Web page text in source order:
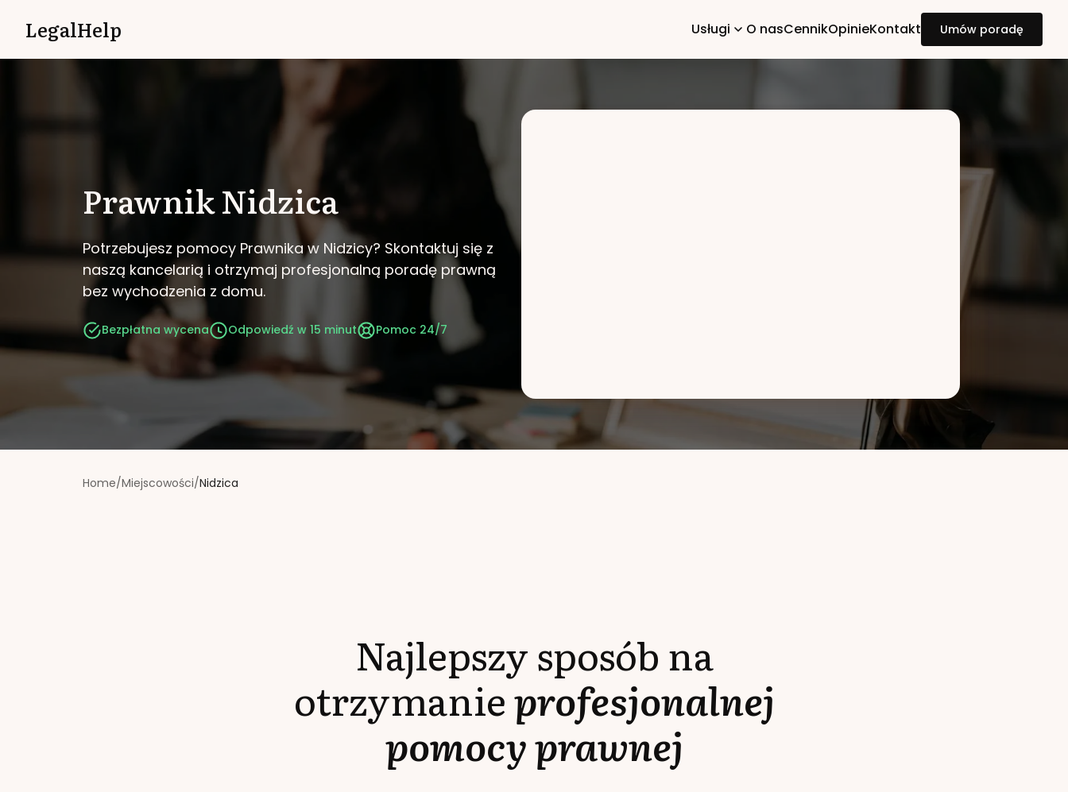
LegalHelp Usługi O nasCennikOpinieKontakt Umów poradę
PrawnikNidzica
Potrzebujesz pomocy Prawnika w Nidzicy? Skontaktuj się z
naszą kancelarią i otrzymaj profesjonalną poradę prawną
bez wychodzenia z domu.
Bezpłatna wycena Odpowiedź w 15 minut Pomoc 24/7
Home/Miejscowości/Nidzica
Najlepszy sposób na
otrzymanieprofesjonalnej
pomocy prawnej